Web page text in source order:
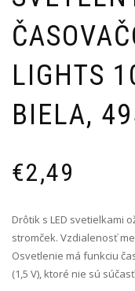
LIGHTS
BIELA,
€2,49
Drôtik s LED svetielkami
stromček. Vzdialenosť
Osvetlenie má funkciu
(1,5 V), ktoré nie sú